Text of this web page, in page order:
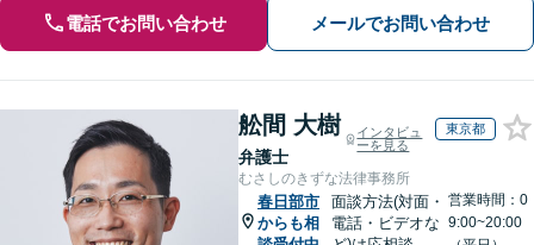
電話でお問い合わせ メールでお問い合わせ
舩間 大樹
弁護士
インタビュ
ーを見る
東京都
むさしのきずな法律事務所
春日部市
からも相
面談方法(対面・
電話・ビデオな
営業時間：0
9:00~20:00